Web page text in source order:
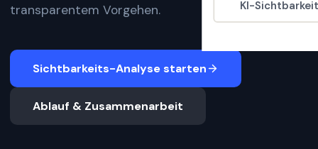
KI-
transparentem Vorgehen.
Sichtbarkeits-Analyse starten
Ablauf & Zusammenarbeit